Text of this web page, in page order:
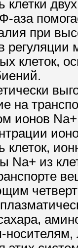
клетки
при
регуляции
клеток,
на
ионов
клеток,
Na+ из